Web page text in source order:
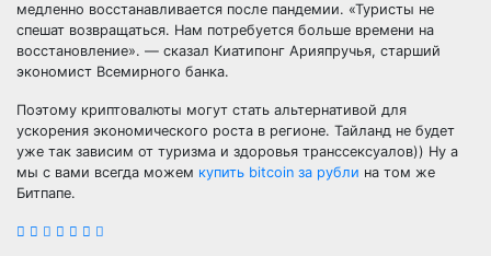
медленно восстанавливается после пандемии. «Туристы не
спешат возвращаться. Нам потребуется больше времени на
восстановление». — сказал Киатипонг Арияпручья, старший
экономист Всемирного банка.
Поэтому криптовалюты могут стать альтернативой для
ускорения экономического роста в регионе. Тайланд не будет
уже так зависим от туризма и здоровья транссексуалов)) Ну а
мы с вами всегда можем купить bitcoin за рубли на том же
Битпапе.